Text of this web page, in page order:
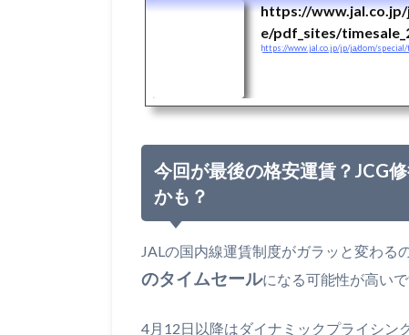
https://
e/pdf_sites/
https://www.jal.co.jp/jp/ja/dom/
今回が最後の格安運賃？JCG
かも？
JALの国内線運賃制度がガラッと変わる
のタイムセールになる可能性が高いで
4月12日以降はダイナミックプライシン